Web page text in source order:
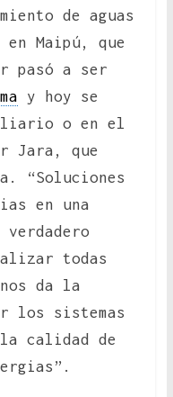
de aguas
Maipú, que
pasó a ser
y hoy se
o en el
Jara, que
“Soluciones
en una
todas
da la
los sistemas
calidad de